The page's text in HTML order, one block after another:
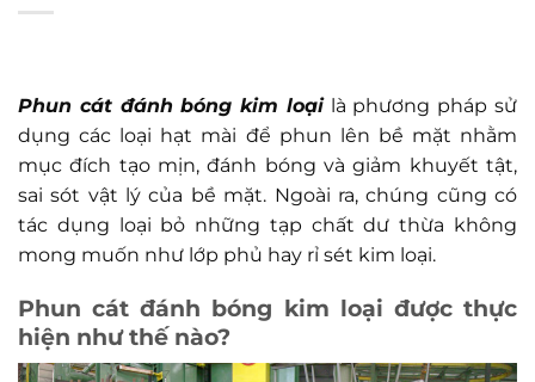
Phun cát đánh bóng kim loạilà phương pháp sử
dụng các loại hạt mài để phun lên bề mặt nhằm
mục đích tạo mịn, đánh bóng và giảm khuyết tật,
sai sót vật lý của bề mặt. Ngoài ra, chúng cũng có
tác dụng loại bỏ những tạp chất dư thừa không
mong muốn như lớp phủ hay rỉ sét kim loại.
Phun cát đánh bóng kim loại được thực
hiện như thế nào?